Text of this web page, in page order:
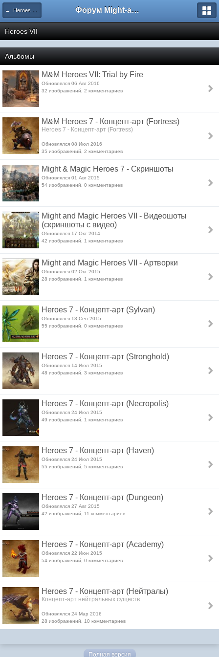
← Heroes of Might and Magic: Форум Might-and-Magic.ru
Heroes VII
Альбомы
M&M Heroes VII: Trial by Fire
Обновлялся 06 Авг 2016
32 изображений, 2 комментариев
M&M Heroes 7 - Концепт-арт (Fortress)
Heroes 7 - Концепт-арт (Fortress)
Обновлялся 08 Июл 2016
35 изображений, 2 комментариев
Might & Magic Heroes 7 - Скриншоты
Обновлялся 01 Авг 2015
54 изображений, 0 комментариев
Might and Magic Heroes VII - Видеошоты
(скриншоты с видео)
Обновлялся 17 Окт 2014
42 изображений, 1 комментариев
Might and Magic Heroes VII - Артворки
Обновлялся 02 Окт 2015
28 изображений, 1 комментариев
Heroes 7 - Концепт-арт (Sylvan)
Обновлялся 13 Сен 2015
55 изображений, 0 комментариев
Heroes 7 - Концепт-арт (Stronghold)
Обновлялся 14 Июл 2015
48 изображений, 3 комментариев
Heroes 7 - Концепт-арт (Necropolis)
Обновлялся 24 Июл 2015
49 изображений, 1 комментариев
Heroes 7 - Концепт-арт (Haven)
Обновлялся 24 Июл 2015
55 изображений, 5 комментариев
Heroes 7 - Концепт-арт (Dungeon)
Обновлялся 27 Авг 2015
42 изображений, 11 комментариев
Heroes 7 - Концепт-арт (Academy)
Обновлялся 22 Июн 2015
54 изображений, 0 комментариев
Heroes 7 - Концепт-арт (Нейтралы)
Концепт-арт нейтральных существ
Обновлялся 24 Мар 2016
28 изображений, 10 комментариев
Полная версия